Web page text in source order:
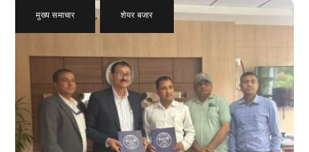
मुख्य समाचार , शेयर बजार